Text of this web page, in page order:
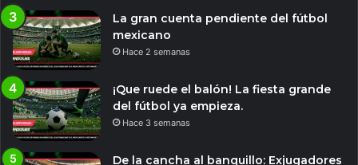
La gran cuenta pendiente del fútbol
mexicano
Hace 2 semanas
¡Que ruede el balón! La fiesta grande
del fútbol ya empieza.
Hace 3 semanas
De la cancha al banquillo: Exjugadores